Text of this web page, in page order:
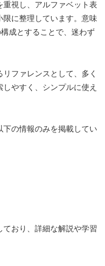
重視し、アルファベット表
に整理しています。意味
成とすることで、迷わず
ファレンスとして、多く
やすく、シンプルに使え
の情報のみを掲載してい
おり、詳細な解説や学習